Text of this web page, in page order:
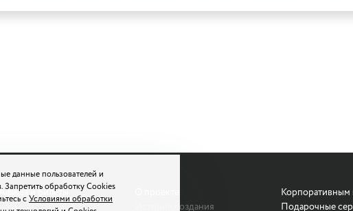
данные пользователей и
Запретить обработку Cookies
сУсловиями обработки
и билеты
История создания
Корпоративным
Подарочные